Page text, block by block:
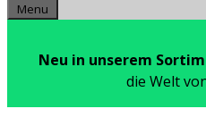
Menu
Neu in unserem
die Welt